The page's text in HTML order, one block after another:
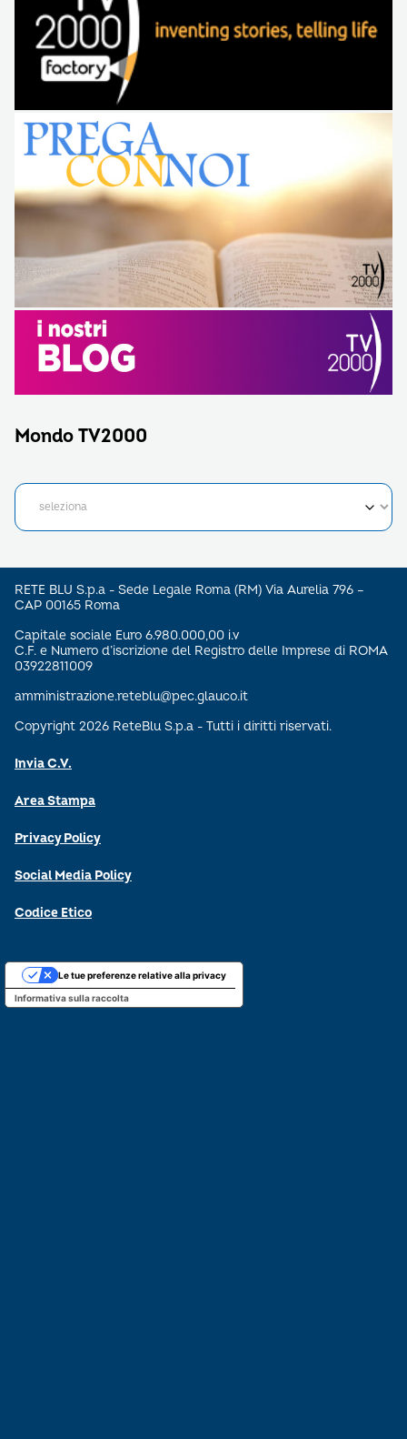
Mondo TV2000
RETE BLU S.p.a - Sede Legale Roma (RM) Via Aurelia 796 –
CAP 00165 Roma
Capitale sociale Euro 6.980.000,00 i.v
C.F. e Numero d’iscrizione del Registro delle Imprese di ROMA
03922811009
amministrazione.reteblu@pec.glauco.it
Copyright 2026 ReteBlu S.p.a - Tutti i diritti riservati.
Invia C.V.
Area Stampa
Privacy Policy
Social Media Policy
Codice Etico
Informativa sulla raccolta
Le tue preferenze relative alla privacy